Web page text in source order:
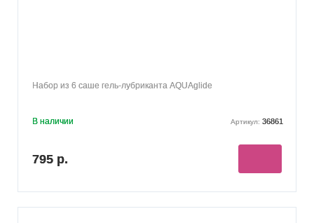
Набор из 6 саше гель-лубриканта AQUAglide
В наличии Артикул: 36861
795 р.